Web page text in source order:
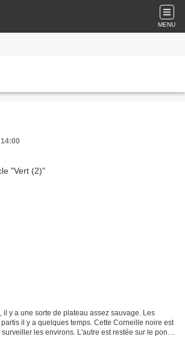
MENU
il y a une sorte de plateau assez sauvage. Les
il y a quelques temps. Cette Corneille noire est
les environs. L'autre est restée sur le pont.